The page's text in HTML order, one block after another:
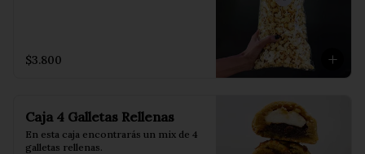
$3.800
Caja 4 Galletas Rellenas
En esta caja encontrarás un mix de 4
galletas rellenas.